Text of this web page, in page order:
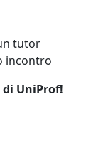
tutor
incontro
UniProf!